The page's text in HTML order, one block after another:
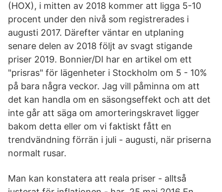
(HOX), i mitten av 2018 kommer att ligga 5-10
procent under den nivå som registrerades i
augusti 2017. Därefter väntar en utplaning
senare delen av 2018 följt av svagt stigande
priser 2019. Bonnier/DI har en artikel om ett
"prisras" för lägenheter i Stockholm om 5 - 10%
på bara några veckor. Jag vill påminna om att
det kan handla om en säsongseffekt och att det
inte går att säga om amorteringskravet ligger
bakom detta eller om vi faktiskt fått en
trendvändning förrän i juli - augusti, när priserna
normalt rusar.
Man kan konstatera att reala priser - alltså